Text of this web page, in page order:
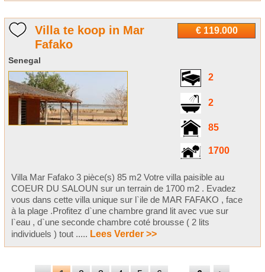
€ 119.000
Villa te koop in Mar
Fafako
Senegal
2
2
85
1700
Villa Mar Fafako 3 pièce(s) 85 m2 Votre villa paisible au
COEUR DU SALOUN sur un terrain de 1700 m2 . Evadez
vous dans cette villa unique sur l`ile de MAR FAFAKO , face
à la plage .Profitez d`une chambre grand lit avec vue sur
l`eau , d`une seconde chambre coté brousse ( 2 lits
individuels ) tout ..... Lees Verder >>